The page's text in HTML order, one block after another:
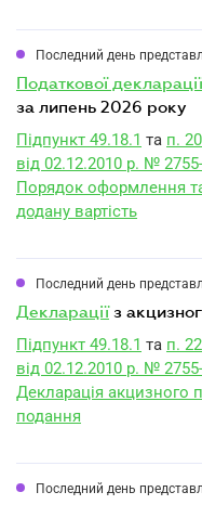
Последний день
податкової декларації
за липень 2026 року
Підпункт 49.18.1 та п.
від 02.12.2010 р. №
Порядок оформлення
додану вартість
Последний день
декларації з
Підпункт 49.18.1 та п.
від 02.12.2010 р. №
Декларація акцизного
подання
Последний день